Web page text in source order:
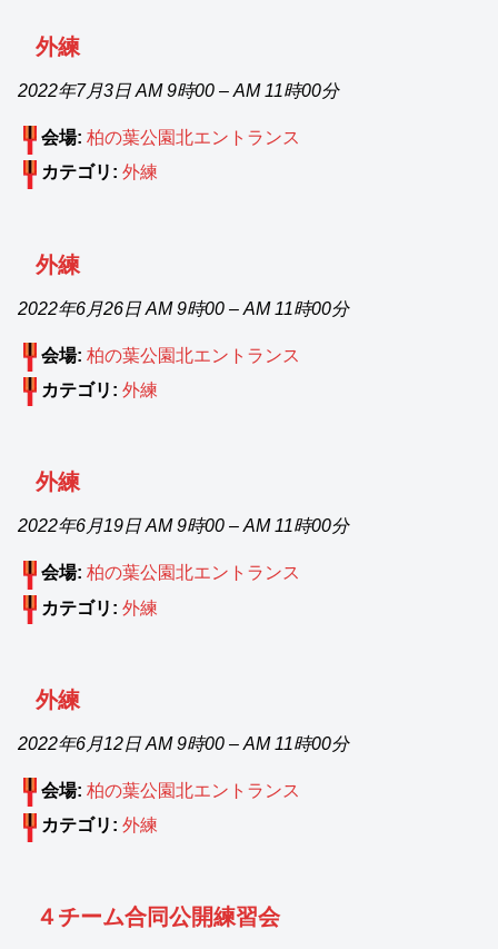
外練
2022年7月3日 AM 9時00 – AM 11時00分
会場: 柏の葉公園北エントランス
カテゴリ: 外練
外練
2022年6月26日 AM 9時00 – AM 11時00分
会場: 柏の葉公園北エントランス
カテゴリ: 外練
外練
2022年6月19日 AM 9時00 – AM 11時00分
会場: 柏の葉公園北エントランス
カテゴリ: 外練
外練
2022年6月12日 AM 9時00 – AM 11時00分
会場: 柏の葉公園北エントランス
カテゴリ: 外練
４チーム合同公開練習会